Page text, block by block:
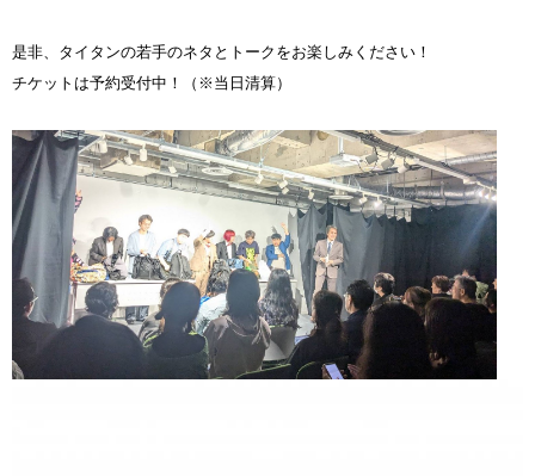
是非、タイタンの若手のネタとトークをお楽しみください！
チケットは予約受付中！（※当日清算）